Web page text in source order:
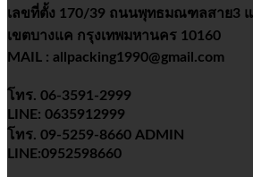
เลขที่ตั้ง 170/39 ถนนพุทธมณฑลสาย3 แ
เขตบางแค กรุงเทพมหานคร 10160
MAIL : allpacking1990@gmail.com
โทร. 06-3591-2999
LINE: 0635912999
โทร. 09-5259-8660 ADMIN
LINE:0952598660